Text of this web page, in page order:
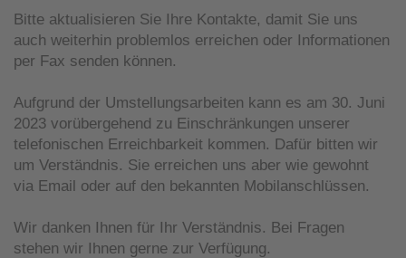
Bitte aktualisieren Sie Ihre Kontakte, damit Sie uns
auch weiterhin problemlos erreichen oder Informationen
per Fax senden können.
Aufgrund der Umstellungsarbeiten kann es am 30. Juni
2023 vorübergehend zu Einschränkungen unserer
telefonischen Erreichbarkeit kommen. Dafür bitten wir
um Verständnis. Sie erreichen uns aber wie gewohnt
via Email oder auf den bekannten Mobilanschlüssen.
Wir danken Ihnen für Ihr Verständnis. Bei Fragen
stehen wir Ihnen gerne zur Verfügung.